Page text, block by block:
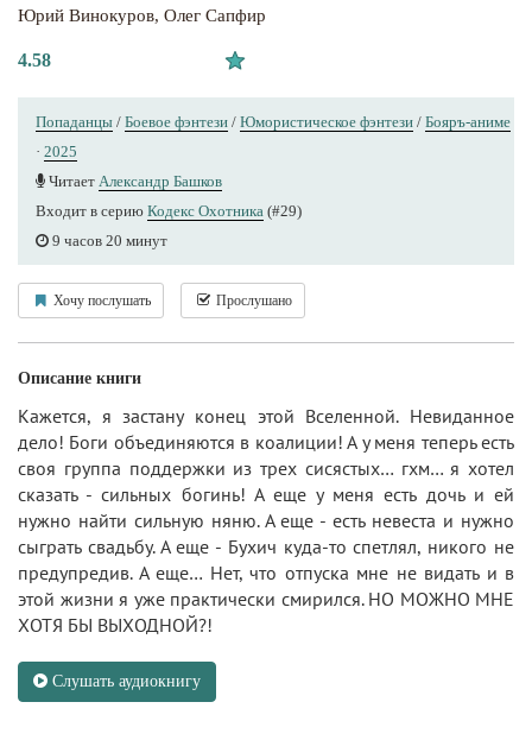
Юрий Винокуров, Олег Сапфир
4.58
Попаданцы / Боевое фэнтези / Юмористическое фэнтези / Бояръ-аниме
· 2025
Читает Александр Башков
Входит в серию Кодекс Охотника (#29)
9 часов 20 минут
Хочу послушать Прослушано
Описание книги
Кажется, я застану конец этой Вселенной. Невиданное
дело! Боги объединяются в коалиции! А у меня теперь есть
своя группа поддержки из трех сисястых… гхм… я хотел
сказать - сильных богинь! А еще у меня есть дочь и ей
нужно найти сильную няню. А еще - есть невеста и нужно
сыграть свадьбу. А еще - Бухич куда-то спетлял, никого не
предупредив. А еще… Нет, что отпуска мне не видать и в
этой жизни я уже практически смирился. НО МОЖНО МНЕ
ХОТЯ БЫ ВЫХОДНОЙ?!
Слушать аудиокнигу